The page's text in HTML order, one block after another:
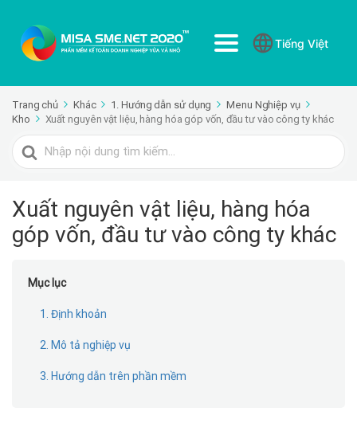
Tiếng Việt
Trang chủ Khác 1. Hướng dẫn sử dụng
Menu Nghiệp vụ
Kho
Xuất nguyên vật liệu, hàng hóa góp vốn, đầu tư vào công ty khác
Tìm
kiếm
Xuất nguyên vật liệu, hàng hóa
góp vốn, đầu tư vào công ty khác
Mục lục
1. Định khoản
2. Mô tả nghiệp vụ
3. Hướng dẫn trên phần mềm